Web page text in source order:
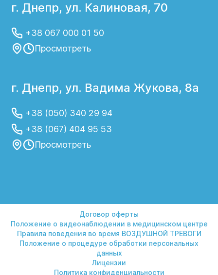
г. Днепр, ул. Калиновая, 70
+38 067 000 01 50
Просмотреть
г. Днепр, ул. Вадима Жукова, 8а
+38 (050) 340 29 94
+38 (067) 404 95 53
Просмотреть
Договор оферты
Положение о видеонаблюдении в медицинском центре
Правила поведения во время ВОЗДУШНОЙ ТРЕВОГИ
Положение о процедуре обработки персональных
данных
Лицензии
Политика конфиденциальности